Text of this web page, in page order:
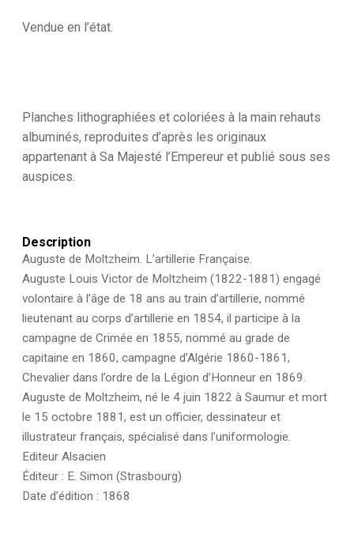
-
Historique
-
Second
Empire
1860
Vendue en l’état.
Planches lithographiées et coloriées à la main rehauts
albuminés, reproduites d’après les originaux
appartenant à Sa Majesté l’Empereur et publié sous ses
auspices.
Description
Auguste de Moltzheim. L’artillerie Française.
Auguste Louis Victor de Moltzheim (1822-1881) engagé
volontaire à l’âge de 18 ans au train d’artillerie, nommé
lieutenant au corps d’artillerie en 1854, il participe à la
campagne de Crimée en 1855, nommé au grade de
capitaine en 1860, campagne d’Algérie 1860-1861,
Chevalier dans l’ordre de la Légion d’Honneur en 1869.
Auguste de Moltzheim, né le 4 juin 1822 à Saumur et mort
le 15 octobre 1881, est un officier, dessinateur et
illustrateur français, spécialisé dans l’uniformologie.
Editeur Alsacien
Éditeur : E. Simon (Strasbourg)
Date d’édition : 1868